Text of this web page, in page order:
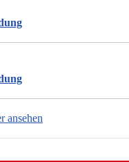
ansehen